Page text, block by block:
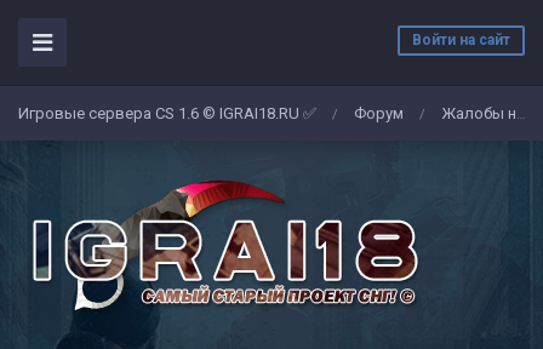
Войти на сайт
Игровые сервера CS 1.6 © IGRAI18.RU ✅ / Форум / Жалобы на админов/игроков